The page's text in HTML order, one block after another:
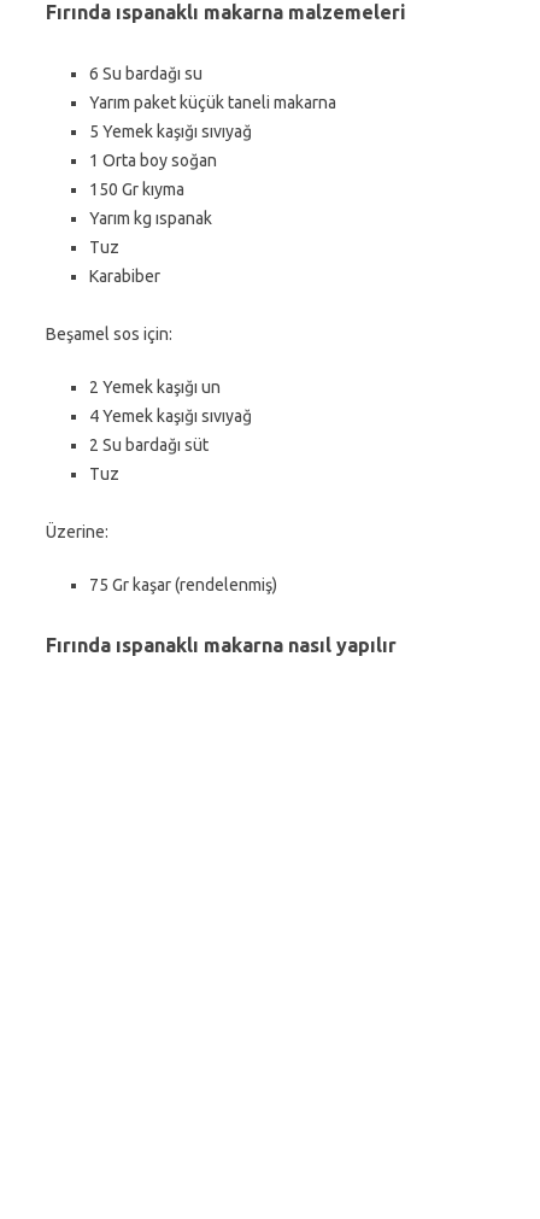
Fırında ıspanaklı makarna malzemeleri
6 Su bardağı su
Yarım paket küçük taneli makarna
5 Yemek kaşığı sıvıyağ
1 Orta boy soğan
150 Gr kıyma
Yarım kg ıspanak
Tuz
Karabiber
Beşamel sos için:
2 Yemek kaşığı un
4 Yemek kaşığı sıvıyağ
2 Su bardağı süt
Tuz
Üzerine:
75 Gr kaşar (rendelenmiş)
Fırında ıspanaklı makarna nasıl yapılır